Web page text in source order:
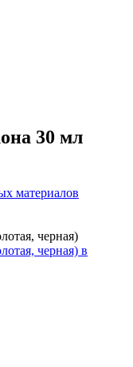
30 мл
материалов
черная)